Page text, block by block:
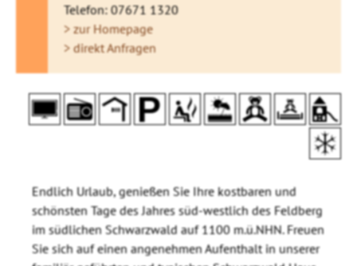
Telefon: 07671 1320
> zur Homepage
> direkt Anfragen
Endlich Urlaub, genießen Sie Ihre kostbaren und
schönsten Tage des Jahres süd-westlich des Feldberg
im südlichen Schwarzwald auf 1100 m.ü.NHN. Freuen
Sie sich auf einen angenehmen Aufenthalt in unserer